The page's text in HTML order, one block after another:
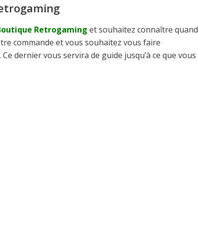
Retrogaming et souhaitez connaître quand
commande et vous souhaitez vous faire
dernier vous servira de guide jusqu’à ce que vous